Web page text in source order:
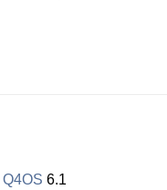
Q4OS 6.1